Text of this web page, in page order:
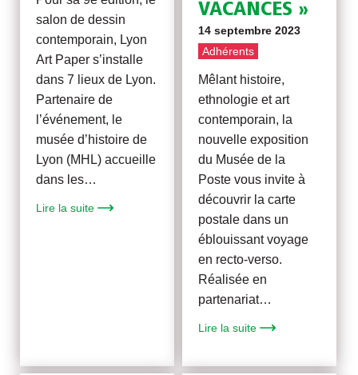
salon de dessin
contemporain, Lyon
Art Paper s’installe
dans 7 lieux de Lyon.
Partenaire de
l’événement, le
musée d’histoire de
Lyon (MHL) accueille
dans les…
Lire la suite
VACANCES »
14 septembre 2023
Adhérents
Mêlant histoire,
ethnologie et art
contemporain, la
nouvelle exposition
du Musée de la
Poste vous invite à
découvrir la carte
postale dans un
éblouissant voyage
en recto-verso.
Réalisée en
partenariat…
Lire la suite